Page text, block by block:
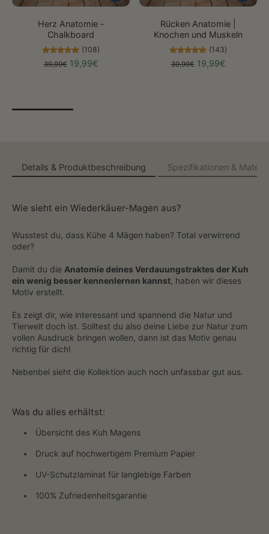
Herz Anatomie -
Chalkboard
(108)
39,99€ 19,99€
Rücken Anatomie |
Knochen und Muskeln
(143)
39,99€ 19,99€
Details & Produktbeschreibung Spezifikationen &
Wie sieht ein Wiederkäuer-Magen aus?
Wusstest du, dass Kühe 4 Mägen haben? Total verwirrend
oder?
Damit du die Anatomie deines Verdauungstraktes der Kuh
ein wenig besser kennenlernen kannst , haben wir dieses
Motiv erstellt.
Es zeigt dir, wie interessant und spannend die Natur und
Tierwelt doch ist. Solltest du also deine Liebe zur Natur zum
vollen Ausdruck bringen wollen, dann ist das Motiv genau
richtig für dich!
Nebenbei sieht die Kollektion auch noch unfassbar gut aus.
Was du alles erhältst:
Übersicht des Kuh Magens
Druck auf hochwertigem Premium Papier
UV-Schutzlaminat für langlebige Farben
100% Zufriedenheitsgarantie